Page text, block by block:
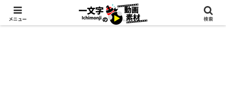
メニュー 検索